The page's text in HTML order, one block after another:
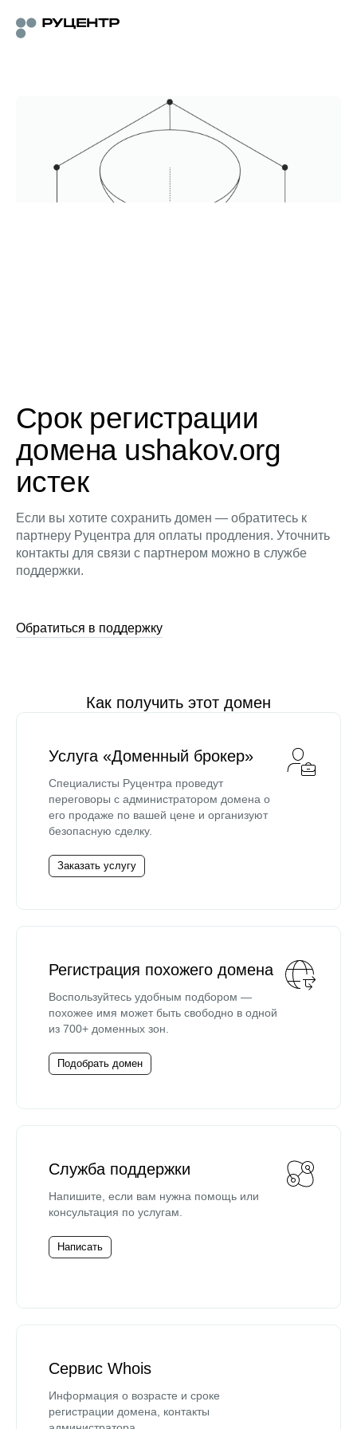
Срок регистрации
домена ushakov.org
истек
Если вы хотите сохранить домен — обратитесь к
партнеру Руцентра для оплаты продления. Уточнить
контакты для связи с партнером можно в службе
поддержки.
Обратиться в поддержку
Как получить этот домен
Услуга «Доменный брокер»
Специалисты Руцентра проведут
переговоры с администратором домена о
его продаже по вашей цене и организуют
безопасную сделку.
Заказать услугу
Регистрация похожего домена
Воспользуйтесь удобным подбором —
похожее имя может быть свободно в одной
из 700+ доменных зон.
Подобрать домен
Служба поддержки
Напишите, если вам нужна помощь или
консультация по услугам.
Написать
Сервис Whois
Информация о возрасте и сроке
регистрации домена, контакты